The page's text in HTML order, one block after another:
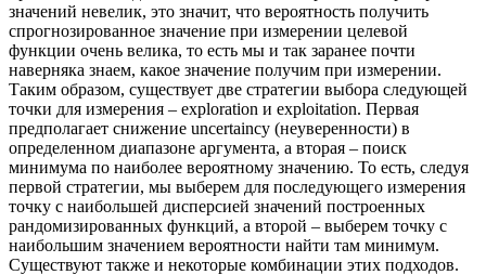
значений невелик, это значит, что вероятность получить
спрогнозированное значение при измерении целевой
функции очень велика, то есть мы и так заранее почти
наверняка знаем, какое значение получим при измерении.
Таким образом, существует две стратегии выбора следующей
точки для измерения – exploration и exploitation. Первая
предполагает снижение uncertaincy (неуверенности) в
определенном диапазоне аргумента, а вторая – поиск
минимума по наиболее вероятному значению. То есть, следуя
первой стратегии, мы выберем для последующего измерения
точку с наибольшей дисперсией значений построенных
рандомизированных функций, а второй – выберем точку с
наибольшим значением вероятности найти там минимум.
Существуют также и некоторые комбинации этих подходов.